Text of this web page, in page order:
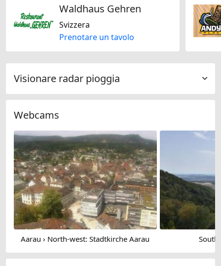
Waldhaus Gehren
Svizzera
Prenotare un tavolo
Visionare radar pioggia
Webcams
Aarau › North-west: Stadtkirche Aarau